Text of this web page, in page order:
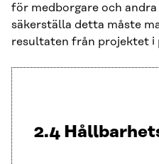
för medborgare och
säkerställa detta måste
resultaten från projektet i
2.4